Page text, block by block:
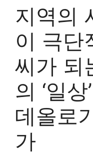
지역의
이 극단
씨가 되
의 ‘일
데올로
가